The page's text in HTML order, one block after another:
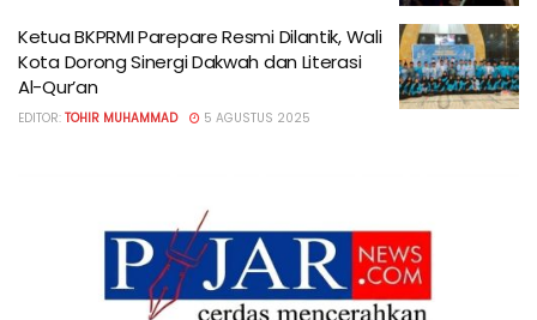
Ketua BKPRMI Parepare Resmi Dilantik, Wali
Kota Dorong Sinergi Dakwah dan Literasi
Al-Qur’an
EDITOR: TOHIR MUHAMMAD 5 AGUSTUS 2025